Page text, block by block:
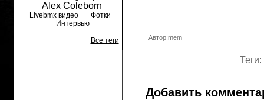
Автор:mem
Теги:
Добавить
Alex Coleborn
Livebmx видео
Фотки
Интервью
Все теги